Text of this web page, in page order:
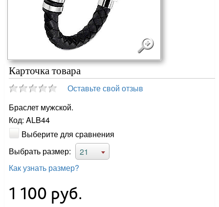
Карточка товара
Оставьте свой отзыв
Браслет мужской.
Код: ALB44
Выберите для сравнения
Выбрать размер:
21
Как узнать размер?
1 100 руб.